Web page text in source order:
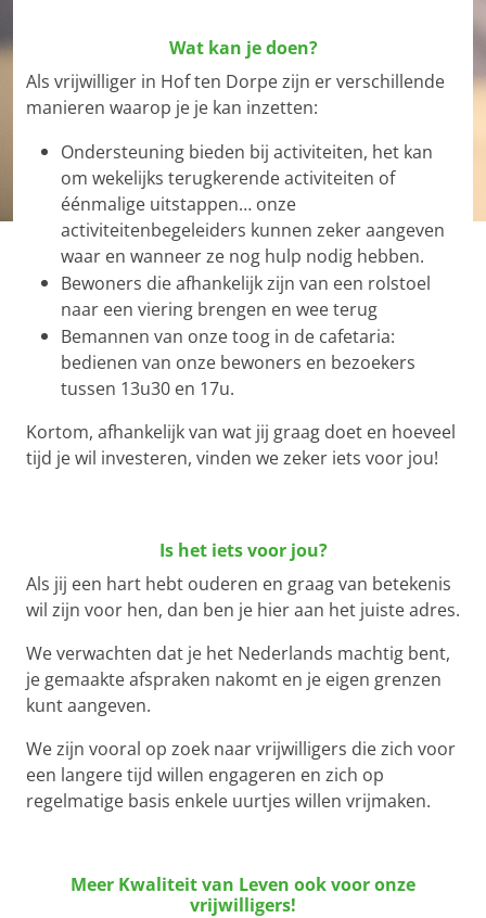
Wat kan je doen?
Als vrijwilliger in Hof ten Dorpe zijn er verschillende
manieren waarop je je kan inzetten:
Ondersteuning bieden bij activiteiten, het kan
om wekelijks terugkerende activiteiten of
éénmalige uitstappen… onze
activiteitenbegeleiders kunnen zeker aangeven
waar en wanneer ze nog hulp nodig hebben.
Bewoners die afhankelijk zijn van een rolstoel
naar een viering brengen en wee terug
Bemannen van onze toog in de cafetaria:
bedienen van onze bewoners en bezoekers
tussen 13u30 en 17u.
Kortom, afhankelijk van wat jij graag doet en hoeveel
tijd je wil investeren, vinden we zeker iets voor jou!
Is het iets voor jou?
Als jij een hart hebt ouderen en graag van betekenis
wil zijn voor hen, dan ben je hier aan het juiste adres.
We verwachten dat je het Nederlands machtig bent,
je gemaakte afspraken nakomt en je eigen grenzen
kunt aangeven.
We zijn vooral op zoek naar vrijwilligers die zich voor
een langere tijd willen engageren en zich op
regelmatige basis enkele uurtjes willen vrijmaken.
Meer Kwaliteit van Leven ook voor onze
vrijwilligers!